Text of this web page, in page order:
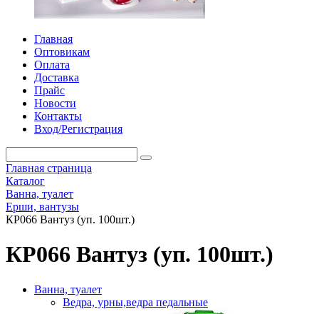
Главная
Оптовикам
Оплата
Доставка
Прайс
Новости
Контакты
Вход/Регистрация
Главная страница
Каталог
Ванна, туалет
Ерши, вантузы
КР066 Вантуз (уп. 100шт.)
КР066 Вантуз (уп. 100шт.)
Ванна, туалет
Ведра, урны,ведра педальные